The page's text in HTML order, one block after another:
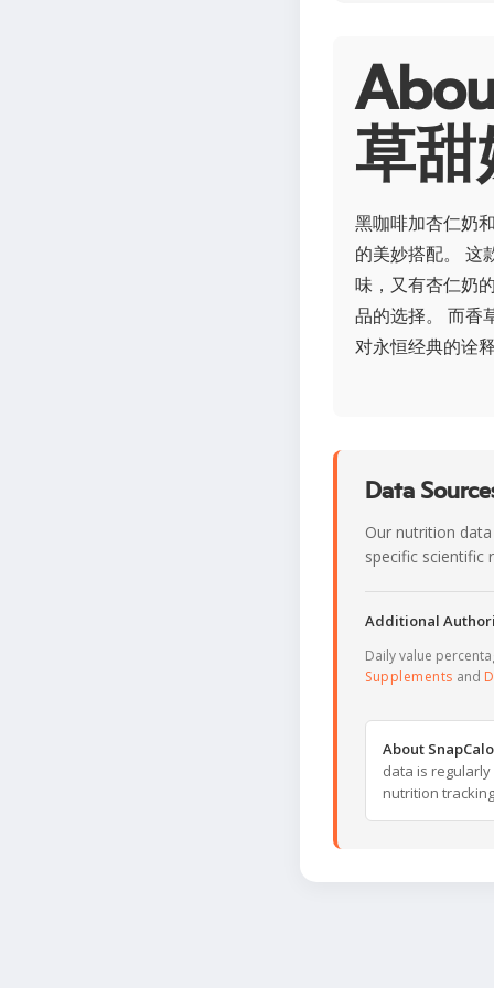
草甜
黑咖啡加杏仁奶
的美妙搭配。 这
味，又有杏仁奶
品的选择。 而香
对永恒经典的诠
Data
Our nutrition
specific scientific
Additional
Daily value
Supplements and
About
data is
nutrition